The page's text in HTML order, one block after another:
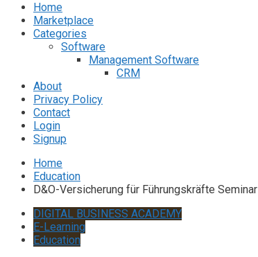
Home
Marketplace
Categories
Software
Management Software
CRM
About
Privacy Policy
Contact
Login
Signup
Home
Education
D&O-Versicherung für Führungskräfte Seminar
DIGITAL BUSINESS ACADEMY
E-Learning
Education